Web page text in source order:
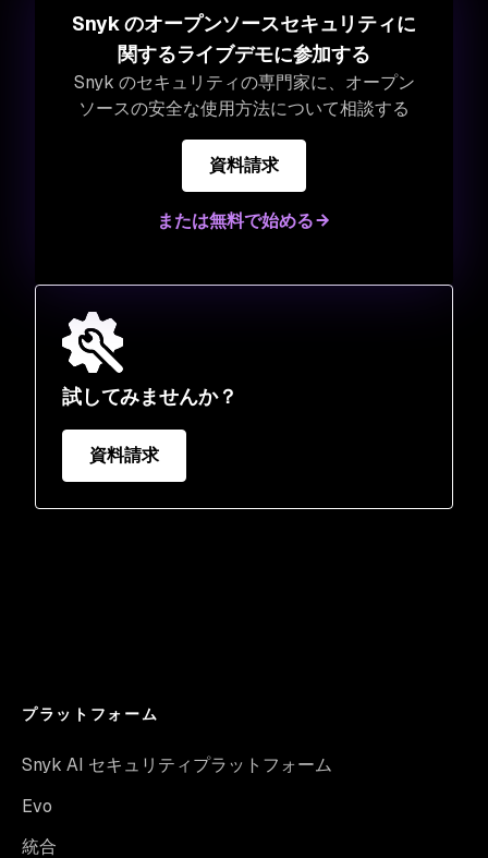
試してみませんか？
資料請求
Snyk のオープンソースセキュリティに
関するライブデモに参加する
Snyk のセキュリティの専門家に、オープン
ソースの安全な使用方法について相談する
資料請求
または無料で始める
プラットフォーム
Snyk AI セキュリティプラットフォーム
Evo
統合